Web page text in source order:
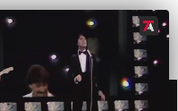
DEPORTES